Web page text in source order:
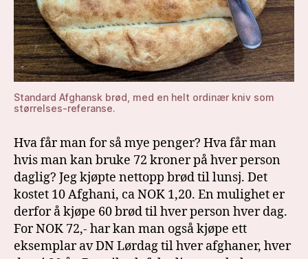
Standard Afghansk brød, med en helt ordinær kniv som
størrelses-referanse.
Hva får man for så mye penger? Hva får man
hvis man kan bruke 72 kroner på hver person
daglig? Jeg kjøpte nettopp brød til lunsj. Det
kostet 10 Afghani, ca NOK 1,20. En mulighet er
derfor å kjøpe 60 brød til hver person hver dag.
For NOK 72,- har kan man også kjøpe ett
eksemplar av DN Lørdag til hver afghaner, hver